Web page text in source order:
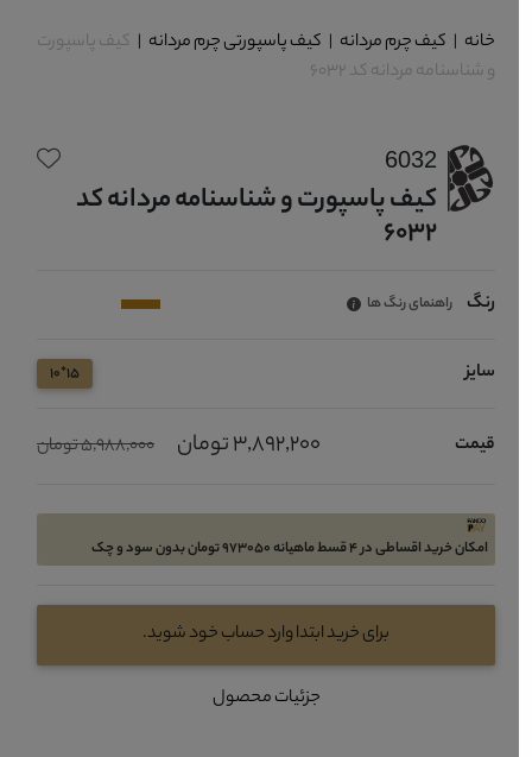
خانه | کیف چرم مردانه| کیف پاسپورتی چرم مردانه| کیف پاسپورت
و شناسنامه مردانه کد 6032
6032
کیف پاسپورت و شناسنامه مردانه کد
6032
رنگ راهنمای رنگ ها
سایز
قیمت 3,892,200 تومان 5,988,000 تومان
امکان خرید اقساطی در 4 قسط ماهیانه 973050 تومان بدون سود و چک
برای خرید ابتدا وارد حساب خود شوید.
جزئیات محصول